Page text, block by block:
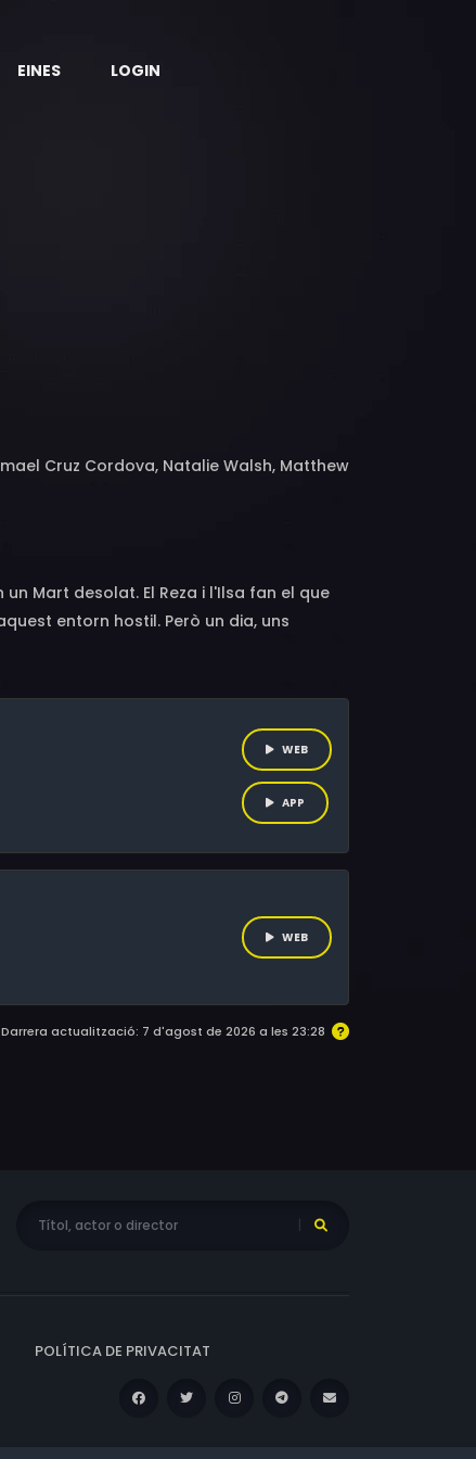
EINES LOGIN
Cruz Cordova, Natalie Walsh, Matthew
Mart desolat. El Reza i l'Ilsa fan el que
entorn hostil. Però un dia, uns
que aconsegueix sortir viu de l'atac,
Aconseguiran l'Ilsa i la seva filla
WEB
APP
WEB
Darrera actualització: 7 d'agost de 2026 a les 23:28
POLÍTICA DE PRIVACITAT